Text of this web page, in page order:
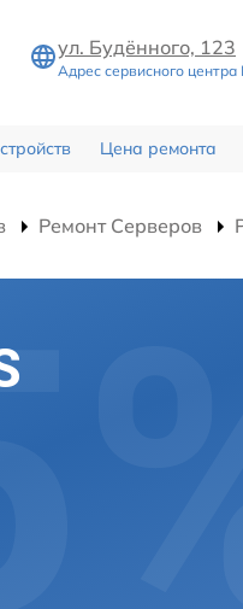
ул. Будённого, 123
Адрес сервисного центра
Цена ремонта
Ремонт Серверов